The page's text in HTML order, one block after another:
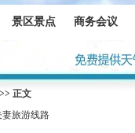
景区景点 商务会议
正文
妻旅游线路